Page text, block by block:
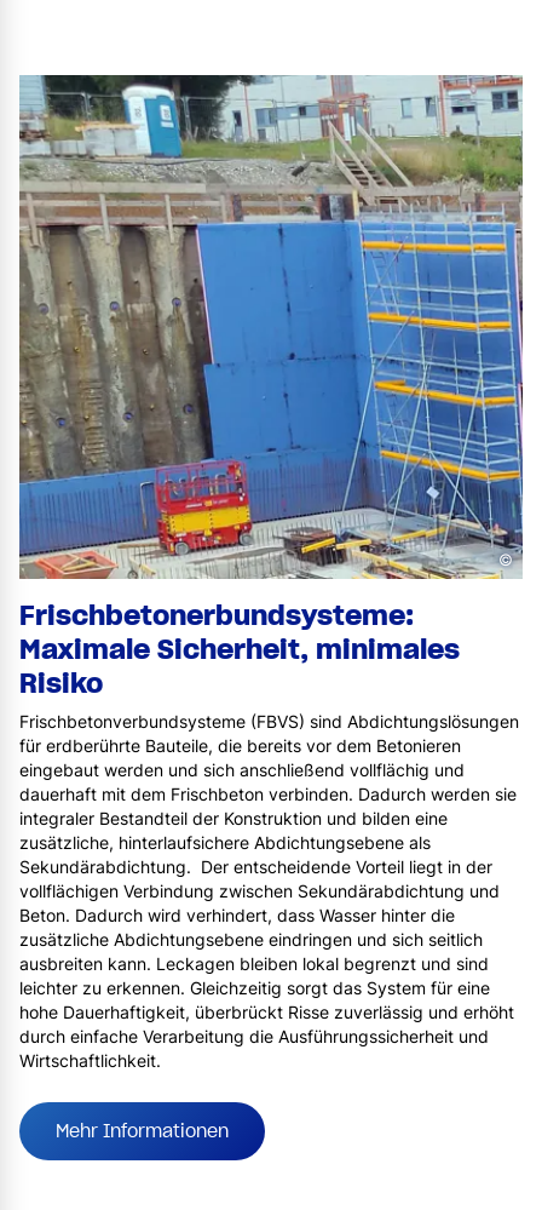
Frischbetonerbundsysteme:
Maximale Sicherheit, minimales
Risiko
Frischbetonverbundsysteme (FBVS) sind Abdichtungslösungen
für erdberührte Bauteile, die bereits vor dem Betonieren
eingebaut werden und sich anschließend vollflächig und
dauerhaft mit dem Frischbeton verbinden. Dadurch werden sie
integraler Bestandteil der Konstruktion und bilden eine
zusätzliche, hinterlaufsichere Abdichtungsebene als
Sekundärabdichtung. Der entscheidende Vorteil liegt in der
vollflächigen Verbindung zwischen Sekundärabdichtung und
Beton. Dadurch wird verhindert, dass Wasser hinter die
zusätzliche Abdichtungsebene eindringen und sich seitlich
ausbreiten kann. Leckagen bleiben lokal begrenzt und sind
leichter zu erkennen. Gleichzeitig sorgt das System für eine
hohe Dauerhaftigkeit, überbrückt Risse zuverlässig und erhöht
durch einfache Verarbeitung die Ausführungssicherheit und
Wirtschaftlichkeit.
Mehr Informationen
©